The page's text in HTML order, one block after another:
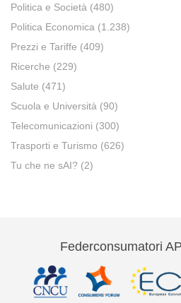
Politica e Società (480)
Politica Economica (1.238)
Prezzi e Tariffe (409)
Ricerche (229)
Salute (471)
Scuola e Università (90)
Telecomunicazioni (300)
Trasporti e Turismo (626)
Tu che ne sAI? (2)
Federconsumatori